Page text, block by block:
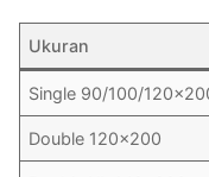
Ukuran
Single 90/100/
Double 120×200